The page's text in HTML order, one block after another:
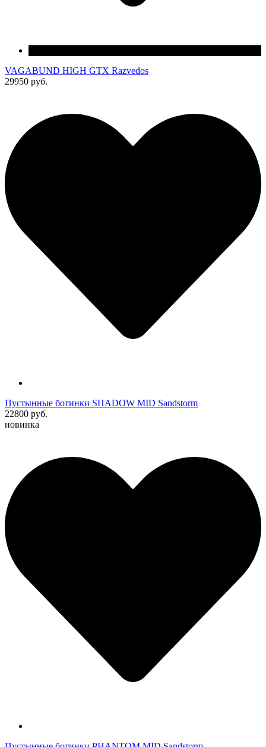
VAGABUND HIGH GTX Razvedos
29950 руб.
Пустынные ботинки SHADOW MID Sandstorm
22800 руб.
новинка